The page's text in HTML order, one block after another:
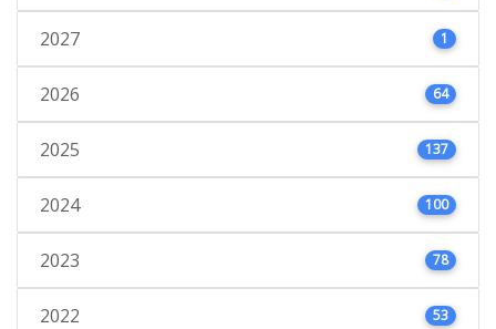
2027 1
2026 64
2025 137
2024 100
2023 78
2022 53